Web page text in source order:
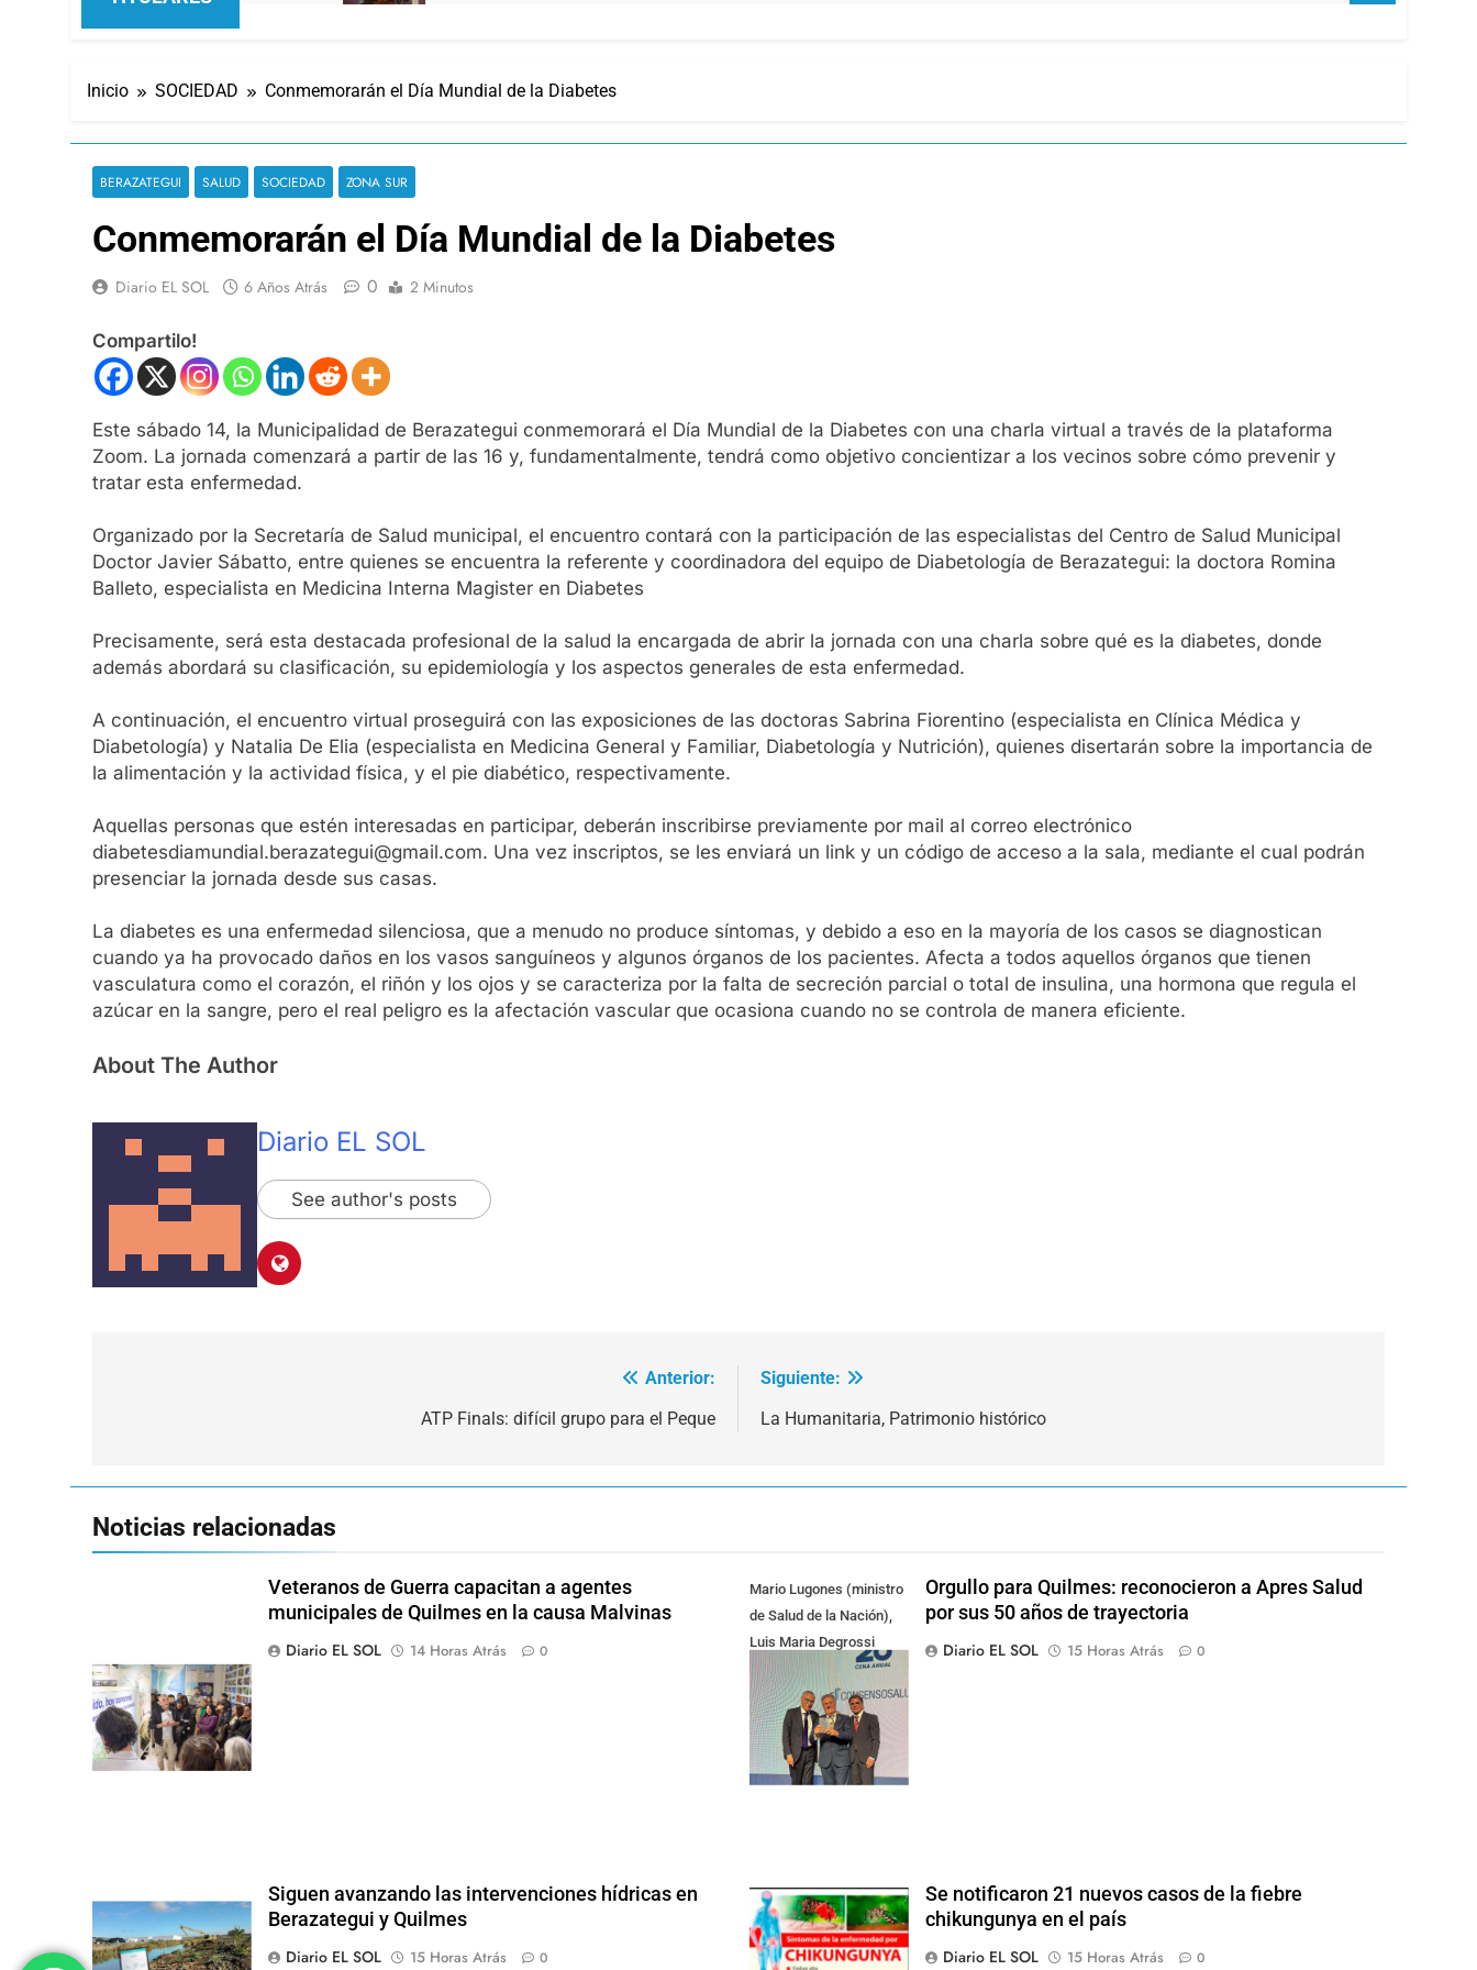
Inicio SOCIEDAD Conmemorarán el Día Mundial de la Diabetes
BERAZATEGUI SALUD SOCIEDAD ZONA SUR
Conmemorarán el Día Mundial de la Diabetes
Diario EL SOL 6 Años Atrás 0 2 Minutos
Compartilo!
Este sábado 14, la Municipalidad de Berazategui conmemorará el Día Mundial de la Diabetes con una charla virtual a través de la plataforma
Zoom. La jornada comenzará a partir de las 16 y, fundamentalmente, tendrá como objetivo concientizar a los vecinos sobre cómo prevenir y
tratar esta enfermedad.
Organizado por la Secretaría de Salud municipal, el encuentro contará con la participación de las especialistas del Centro de Salud Municipal
Doctor Javier Sábatto, entre quienes se encuentra la referente y coordinadora del equipo de Diabetología de Berazategui: la doctora Romina
Balleto, especialista en Medicina Interna Magister en Diabetes
Precisamente, será esta destacada profesional de la salud la encargada de abrir la jornada con una charla sobre qué es la diabetes, donde
además abordará su clasificación, su epidemiología y los aspectos generales de esta enfermedad.
A continuación, el encuentro virtual proseguirá con las exposiciones de las doctoras Sabrina Fiorentino (especialista en Clínica Médica y
Diabetología) y Natalia De Elia (especialista en Medicina General y Familiar, Diabetología y Nutrición), quienes disertarán sobre la importancia de
la alimentación y la actividad física, y el pie diabético, respectivamente.
Aquellas personas que estén interesadas en participar, deberán inscribirse previamente por mail al correo electrónico
diabetesdiamundial.berazategui@gmail.com. Una vez inscriptos, se les enviará un link y un código de acceso a la sala, mediante el cual podrán
presenciar la jornada desde sus casas.
La diabetes es una enfermedad silenciosa, que a menudo no produce síntomas, y debido a eso en la mayoría de los casos se diagnostican
cuando ya ha provocado daños en los vasos sanguíneos y algunos órganos de los pacientes. Afecta a todos aquellos órganos que tienen
vasculatura como el corazón, el riñón y los ojos y se caracteriza por la falta de secreción parcial o total de insulina, una hormona que regula el
azúcar en la sangre, pero el real peligro es la afectación vascular que ocasiona cuando no se controla de manera eficiente.
About The Author
Diario EL SOL
See author's posts
Anterior:
ATP Finals: difícil grupo para el Peque
Siguiente:
La Humanitaria, Patrimonio histórico
Noticias relacionadas
Veteranos de Guerra capacitan a agentes
municipales de Quilmes en la causa Malvinas
Diario EL SOL
14 Horas Atrás 0
Mario Lugones (ministro
de Salud de la Nación),
Luis Maria Degrossi
(Presidente de Apres
Salud) y Cristian Mazza
(Presidente de ALAMI)
Orgullo para Quilmes: reconocieron a Apres Salud
por sus 50 años de trayectoria
Diario EL SOL
15 Horas Atrás 0
Siguen avanzando las intervenciones hídricas en
Berazategui y Quilmes
Diario EL SOL
15 Horas Atrás 0
Se notificaron 21 nuevos casos de la fiebre
chikungunya en el país
Diario EL SOL
15 Horas Atrás 0